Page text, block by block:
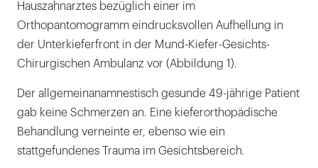
Hauszahnarztes bezüglich einer im
Orthopantomogramm eindrucksvollen Aufhellung in
der Unterkieferfront in der Mund-Kiefer-Gesichts-
Chirurgischen Ambulanz vor (Abbildung 1).
Der allgemeinanamnestisch gesunde 49-jährige Patient
gab keine Schmerzen an. Eine kieferorthopädische
Behandlung verneinte er, ebenso wie ein
stattgefundenes Trauma im Gesichtsbereich.